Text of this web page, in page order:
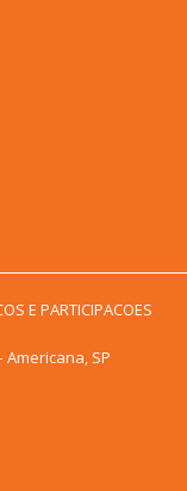
E PARTICIPACOES
Americana, SP